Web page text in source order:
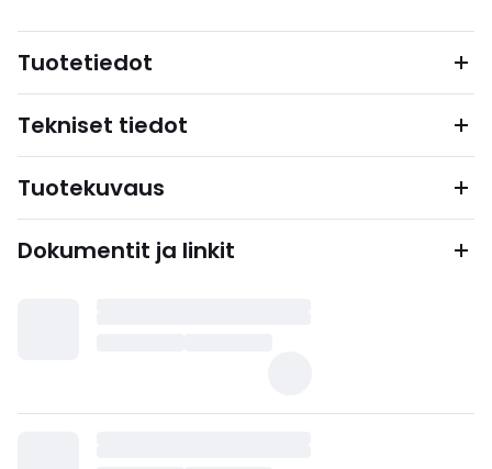
Tuotetiedot
Tekniset tiedot
Tuotekuvaus
Dokumentit ja linkit